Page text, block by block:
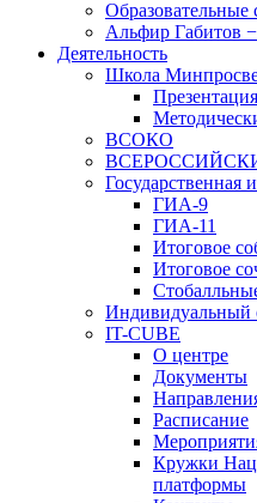
Образовательные
Альфир Габитов
Деятельность
Школа
Презентация
ВСОКО
Государственная
ГИА-9
ГИА-11
Итоговое
Итоговое
Индивидуальный
IT-CUBE
О центре
Документы
Расписание
Кружки
платформы